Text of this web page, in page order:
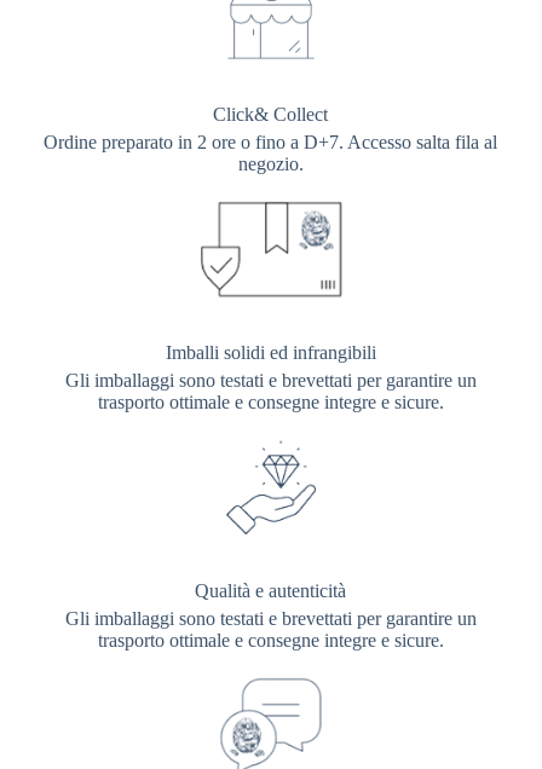
Click& Collect
Ordine preparato in 2 ore o fino a D+7. Accesso salta fila al
negozio.
Imballi solidi ed infrangibili
Gli imballaggi sono testati e brevettati per garantire un
trasporto ottimale e consegne integre e sicure.
Qualità e autenticità
Gli imballaggi sono testati e brevettati per garantire un
trasporto ottimale e consegne integre e sicure.